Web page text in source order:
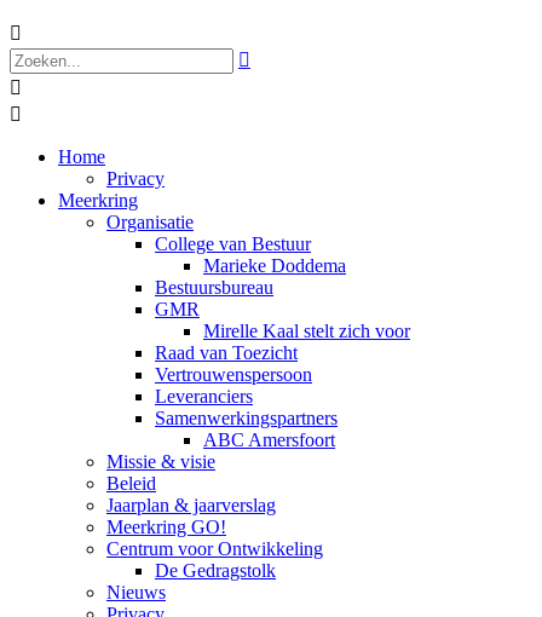




Home
Privacy
Meerkring
Organisatie
College van Bestuur
Marieke Doddema
Bestuursbureau
GMR
Mirelle Kaal stelt zich voor
Raad van Toezicht
Vertrouwenspersoon
Leveranciers
Samenwerkingspartners
ABC Amersfoort
Missie & visie
Beleid
Jaarplan & jaarverslag
Meerkring GO!
Centrum voor Ontwikkeling
De Gedragstolk
Nieuws